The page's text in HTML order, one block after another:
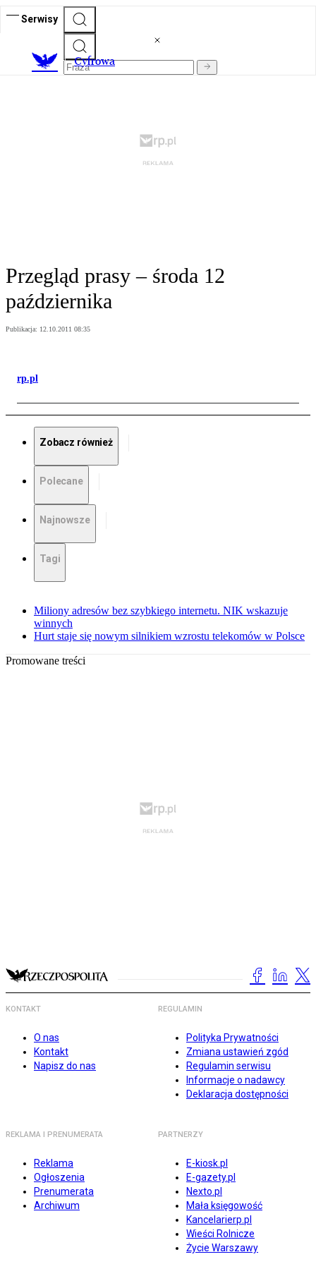
Serwisy
Cyfrowa
Przegląd prasy – środa 12
października
Publikacja: 12.10.2011 08:35
rp.pl
Zobacz również
Polecane
Najnowsze
Tagi
Miliony adresów bez szybkiego internetu. NIK wskazuje
winnych
Hurt staje się nowym silnikiem wzrostu telekomów w Polsce
Promowane treści
KONTAKT
O nas
Kontakt
Napisz do nas
REGULAMIN
Polityka Prywatności
Zmiana ustawień zgód
Regulamin serwisu
Informacje o nadawcy
Deklaracja dostępności
REKLAMA I PRENUMERATA
Reklama
Ogłoszenia
Prenumerata
Archiwum
PARTNERZY
E-kiosk.pl
E-gazety.pl
Nexto.pl
Mała księgowość
Kancelarierp.pl
Wieści Rolnicze
Życie Warszawy